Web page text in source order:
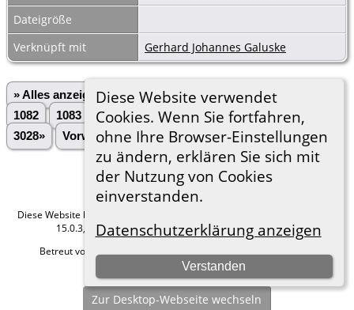
Diese Website verwendet
Cookies. Wenn Sie fortfahren,
ohne Ihre Browser-Einstellungen
zu ändern, erklären Sie sich mit
der Nutzung von Cookies
einverstanden.
Datenschutzerklärung anzeigen
Verstanden
Dateigröße
Verknüpft mit
Gerhard Johannes Galuske
» Alles anzeigen «Zurück «1 ... 1080
1082
1083 1084 1085 1086 1087 1088
3028»
Vorwärts»
Diese Website läuft mit
15.0.3, programmiert von Darrin Lythgoe © 2001-2026.
Betreut von
Hier geht es zum Impressum
Zur Desktop-Webseite wechseln